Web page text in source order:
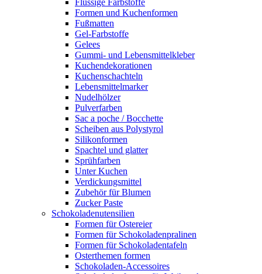
Flüssige Farbstoffe
Formen und Kuchenformen
Fußmatten
Gel-Farbstoffe
Gelees
Gummi- und Lebensmittelkleber
Kuchendekorationen
Kuchenschachteln
Lebensmittelmarker
Nudelhölzer
Pulverfarben
Sac a poche / Bocchette
Scheiben aus Polystyrol
Silikonformen
Spachtel und glatter
Sprühfarben
Unter Kuchen
Verdickungsmittel
Zubehör für Blumen
Zucker Paste
Schokoladenutensilien
Formen für Ostereier
Formen für Schokoladenpralinen
Formen für Schokoladentafeln
Osterthemen formen
Schokoladen-Accessoires